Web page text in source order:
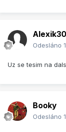
Alexik30
Odesláno
Uz se tesim na
Booky
Odesláno